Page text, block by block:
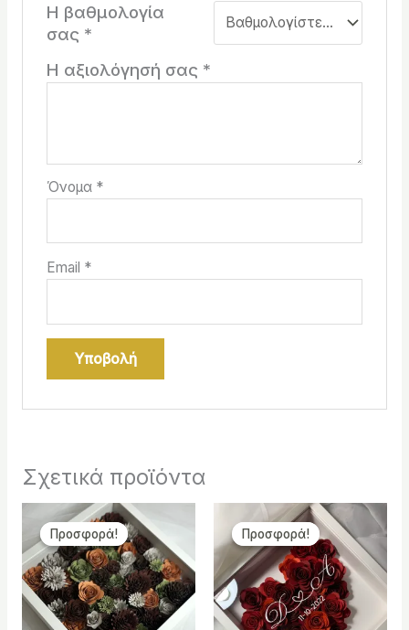
Η βαθμολογία
σας *
Η αξιολόγησή σας *
Όνομα *
Email *
Σχετικά προϊόντα
Προσφορά!
Προσφορά!
Original
price
was:
65,00 €.
Η
τρέχουσα
τιμή
είναι:
49,00 €.
Προσφορά!
Προσφορά!
Original
price
was:
65,00 €.
Η
τρέχουσα
τιμή
είναι:
45,00 €.